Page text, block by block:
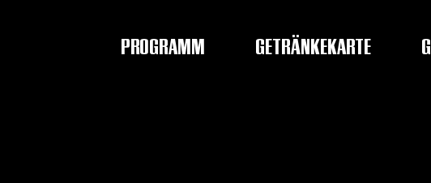
PROGRAMM GETRÄNKEKARTE